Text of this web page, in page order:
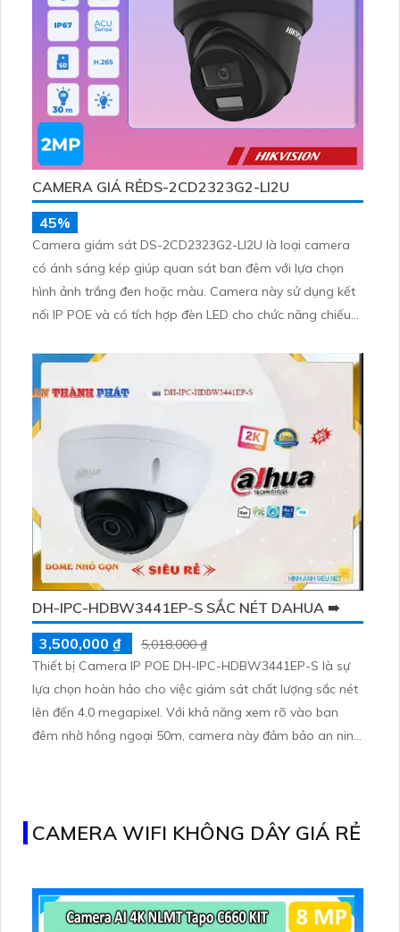
CAMERA GIÁ RẺDS-2CD2323G2-LI2U
45%
Camera giám sát DS-2CD2323G2-LI2U là loại camera
có ánh sáng kép giúp quan sát ban đêm với lựa chọn
hình ảnh trắng đen hoặc màu. Camera này sử dụng kết
nối IP POE và có tích hợp đèn LED cho chức năng chiếu
DH-IPC-HDBW3441EP-S SẮC NÉT DAHUA ➠
3,500,000 ₫
5,018,000 ₫
Thiết bị Camera IP POE DH-IPC-HDBW3441EP-S là sự
lựa chọn hoàn hảo cho việc giám sát chất lượng sắc nét
lên đến 4.0 megapixel. Với khả năng xem rõ vào ban
đêm nhờ hồng ngoại 50m, camera này đảm bảo an ninh
CAMERA WIFI KHÔNG DÂY GIÁ RẺ